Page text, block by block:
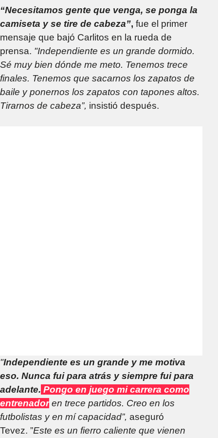
“Necesitamos gente que venga, se ponga la
camiseta y se tire de cabeza”, fue el primer
mensaje que bajó Carlitos en la rueda de
prensa. "Independiente es un grande dormido.
Sé muy bien dónde me meto. Tenemos trece
finales. Tenemos que sacarnos los zapatos de
baile y ponernos los zapatos con tapones altos.
Tirarnos de cabeza”, insistió después.
"Independiente es un grande y me motiva
eso. Nunca fui para atrás y siempre fui para
adelante. Pongo en juego mi carrera como
entrenador en trece partidos. Creo en los
futbolistas y en mí capacidad”, aseguró
Tevez. ”Este es un fierro caliente que vienen